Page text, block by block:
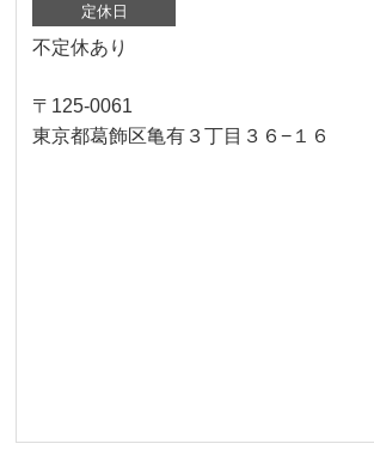
定休日
不定休あり
〒125-0061
東京都葛飾区亀有３丁目３６−１６